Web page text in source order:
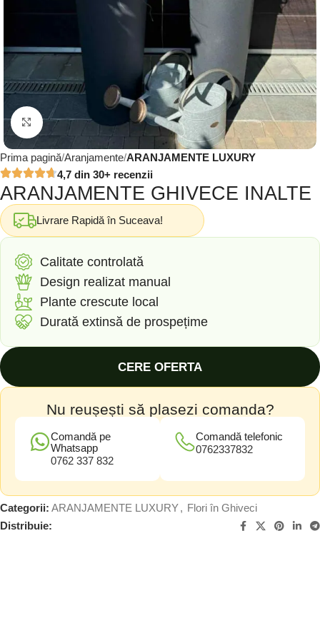
Click to enlarge
Prima pagină Aranjamente ARANJAMENTE LUXURY
4,7 din 30+ recenzii
ARANJAMENTE GHIVECE INALTE
Livrare Rapidă în Suceava!
Calitate controlată
Design realizat manual
Plante crescute local
Durată extinsă de prospețime
CERE OFERTA
Nu reușești să plasezi comanda?
Comandă pe
Whatsapp
0762 337 832
Comandă telefonic
0762337832
Categorii: ARANJAMENTE LUXURY, Flori în Ghiveci
Distribuie: